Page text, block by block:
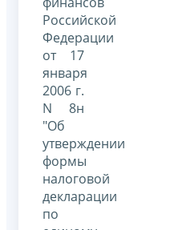
Российской
Федерации
от 17
января
2006 г.
N 8н
"Об
утверждении
формы
налоговой
декларации
по